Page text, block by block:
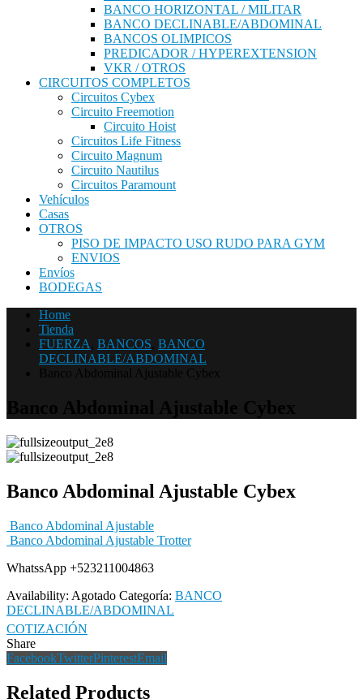
BANCO HORIZONTAL / MILITAR
BANCO DECLINABLE/ABDOMINAL
BANCOS OLIMPICOS
PREDICADOR / HYPEREXTENSION
VKR / OTROS
CIRCUITOS COMPLETOS
Circuitos Cybex
Circuito Freemotion
Circuito Hoist
Circuitos Life Fitness
Circuito Magnum
Circuito Nautilus
Circuitos Paramount
Vehículos
Casas
OTROS
PISO DE IMPACTO USO RUDO PARA GYM
ENVIOS
Envíos
BODEGAS
Home
Tienda
FUERZA BANCOS BANCO
DECLINABLE/ABDOMINAL
Banco Abdominal Ajustable Cybex
Banco Abdominal Ajustable
Banco Abdominal Ajustable Trotter
WhatssApp +523211004863
Availability: Agotado Categoría: BANCO
DECLINABLE/ABDOMINAL
COTIZACIÓN
Share
FacebookTwitterPinterestEmail
Related Products